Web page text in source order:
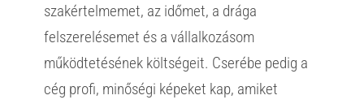
szakértelmemet, az időmet, a drága
felszerelésemet és a vállalkozásom
működtetésének költségeit. Cserébe pedig a
cég profi, minőségi képeket kap, amiket